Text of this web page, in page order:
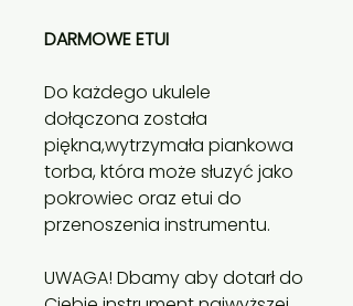
DARMOWE ETUI
Do każdego ukulele
dołączona została
piękna,wytrzymała piankowa
torba, która może słuzyć jako
pokrowiec oraz etui do
przenoszenia instrumentu.
UWAGA! Dbamy aby dotarł do